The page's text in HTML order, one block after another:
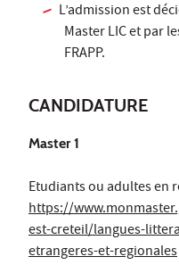
L’admission est
Master LIC et par
FRAPP.
CANDIDATURE
Master 1
Etudiants ou adultes en
https://
est-creteil/langues-
etrangeres-et-regionales